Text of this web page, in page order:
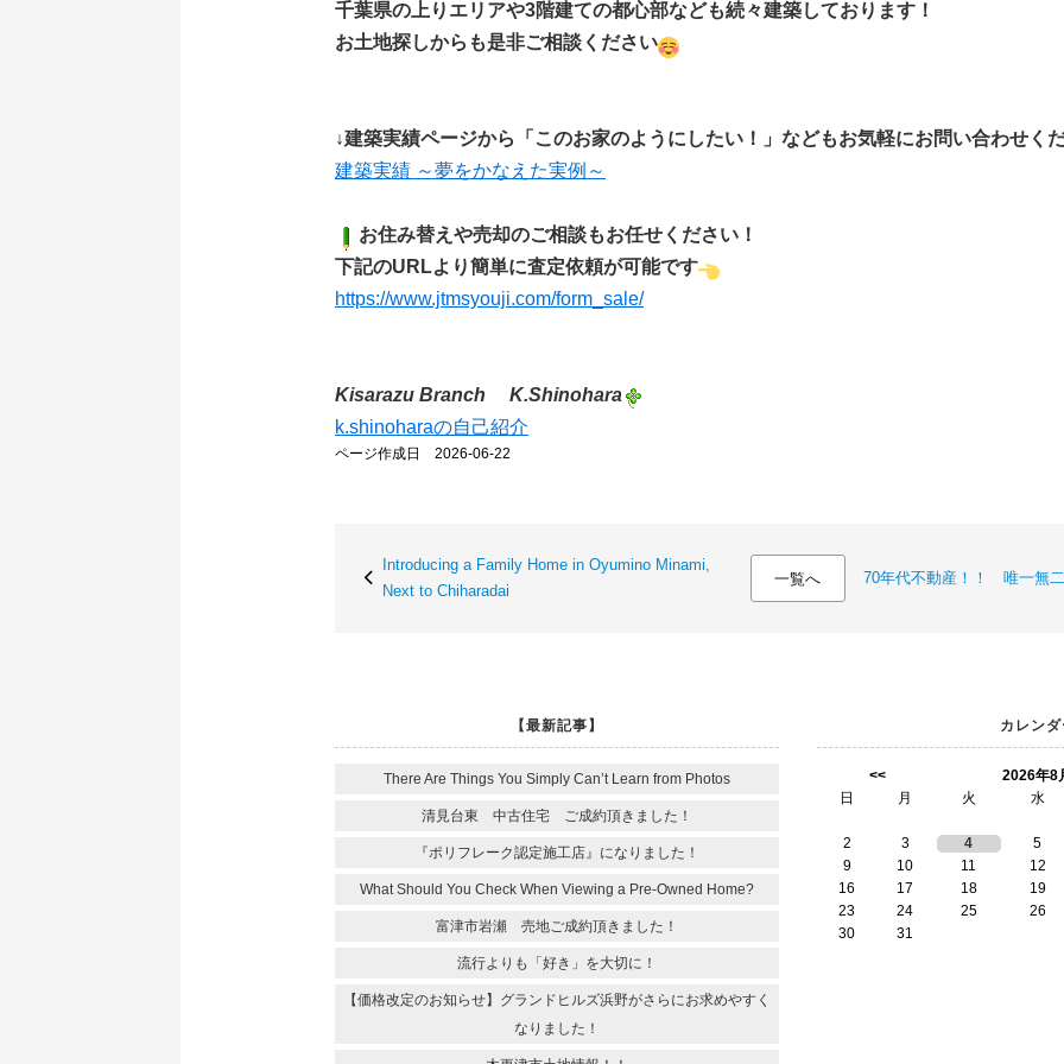
千葉県の上りエリアや3階建ての都心部なども続々建築しております！
お土地探しからも是非ご相談ください
↓建築実績ページから「このお家のようにしたい！」などもお気軽にお問い合わせく
建築実績 ～夢をかなえた実例～
お住み替えや売却のご相談もお任せください！
下記のURLより簡単に査定依頼が可能です
https://www.jtmsyouji.com/form_sale/
Kisarazu Branch K.Shinohara
k.shinoharaの自己紹介
ページ作成日 2026-06-22
Introducing a Family Home in Oyumino Minami,
Next to Chiharadai
一覧へ 70年代不動産！！ 唯一無
【最新記事】
There Are Things You Simply Can’t Learn from Photos
清見台東 中古住宅 ご成約頂きました！
『ポリフレーク認定施工店』になりました！
What Should You Check When Viewing a Pre-Owned Home?
富津市岩瀬 売地ご成約頂きました！
流行よりも「好き」を大切に！
【価格改定のお知らせ】グランドヒルズ浜野がさらにお求めやすく
なりました！
カレン
<<
2026年8
日
月 火 水
2 3 4
5
9
10 11
12
16
17 18
19
23
24 25
26
30
31